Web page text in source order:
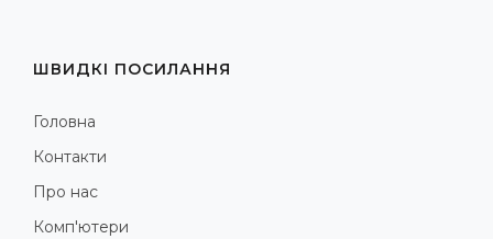
ШВИДКІ ПОСИЛАННЯ
Головна
Контакти
Про нас
Комп'ютери